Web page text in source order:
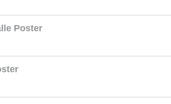
Poster